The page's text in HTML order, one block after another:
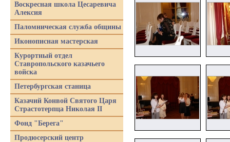
Воскресная школа Цесаревича
Алексия
Паломническая служба общины
Иконописная мастерская
Курортный отдел
Ставропольского казачьего
войска
Петербургская станица
Казачий Конвой Святого Царя
Страстотерпца Николая II
Фонд "Берега"
Продюсерский центр